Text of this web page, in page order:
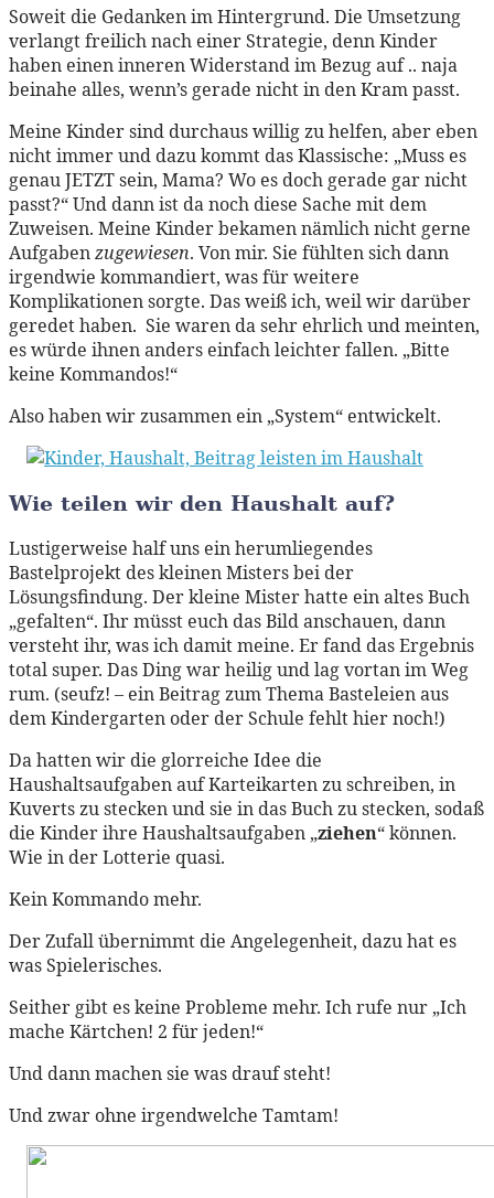
Soweit die Gedanken im Hintergrund. Die Umsetzung
verlangt freilich nach einer Strategie, denn Kinder
haben einen inneren Widerstand im Bezug auf .. naja
beinahe alles, wenn’s gerade nicht in den Kram passt.
Meine Kinder sind durchaus willig zu helfen, aber eben
nicht immer und dazu kommt das Klassische: „Muss es
genau JETZT sein, Mama? Wo es doch gerade gar nicht
passt?“ Und dann ist da noch diese Sache mit dem
Zuweisen. Meine Kinder bekamen nämlich nicht gerne
Aufgabenzugewiesen. Von mir. Sie fühlten sich dann
irgendwie kommandiert, was für weitere
Komplikationen sorgte. Das weiß ich, weil wir darüber
geredet haben. Sie waren da sehr ehrlich und meinten,
es würde ihnen anders einfach leichter fallen. „Bitte
keine Kommandos!“
Also haben wir zusammen ein „System“ entwickelt.
Wie teilen wir den Haushalt auf?
Lustigerweise half uns ein herumliegendes
Bastelprojekt des kleinen Misters bei der
Lösungsfindung. Der kleine Mister hatte ein altes Buch
„gefalten“. Ihr müsst euch das Bild anschauen, dann
versteht ihr, was ich damit meine. Er fand das Ergebnis
total super. Das Ding war heilig und lag vortan im Weg
rum. (seufz! – ein Beitrag zum Thema Basteleien aus
dem Kindergarten oder der Schule fehlt hier noch!)
Da hatten wir die glorreiche Idee die
Haushaltsaufgaben auf Karteikarten zu schreiben, in
Kuverts zu stecken und sie in das Buch zu stecken, sodaß
die Kinder ihre Haushaltsaufgaben „ziehen“ können.
Wie in der Lotterie quasi.
Kein Kommando mehr.
Der Zufall übernimmt die Angelegenheit, dazu hat es
was Spielerisches.
Seither gibt es keine Probleme mehr. Ich rufe nur „Ich
mache Kärtchen! 2 für jeden!“
Und dann machen sie was drauf steht!
Und zwar ohne irgendwelche Tamtam!